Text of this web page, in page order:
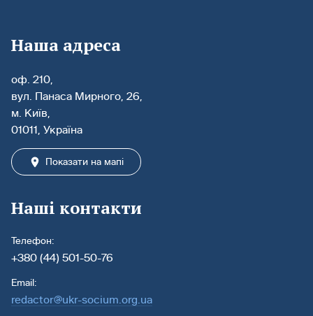
Наша адреса
оф. 210,
вул. Панаса Мирного, 26,
м. Київ,
01011, Україна
Показати на мапі
Наші контакти
Телефон:
+380 (44) 501-50-76
Email:
redactor@ukr-socium.org.ua